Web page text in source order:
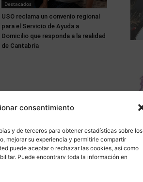
consentimiento
y de terceros para obtener estadísticas sobre los
mejorar su experiencia y permitirle compartir
puede aceptar o rechazar las cookies, así como
Puede encontrarv toda la información en
Destacados
USO reclama un convenio regional
para el Servicio de Ayuda a
Domicilio que responda a la realidad
de Cantabria